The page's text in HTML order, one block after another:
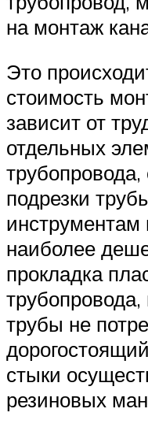
на монтаж
Это
стоимость
зависит от
отдельных
трубопровода,
подрезки
инструментам
наиболее
прокладка
трубопровода,
трубы не
стыки
резиновых